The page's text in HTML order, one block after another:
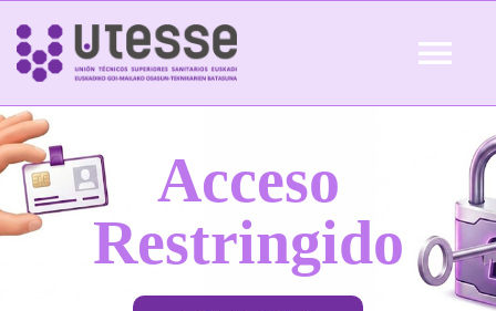
Skip
content
Inicio
QUIÉNES SOMOS Acceso
Restringido